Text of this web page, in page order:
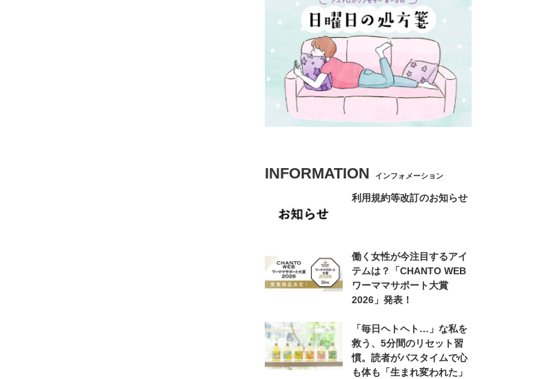
INFORMATION インフォメーション
利用規約等改訂のお知らせ
働く女性が今注目するアイ
テムは？「CHANTO WEB
ワーママサポート大賞
2026」発表！
「毎日ヘトヘト…」な私を
救う、5分間のリセット習
慣。読者がバスタイムで心
も体も「生まれ変われた」